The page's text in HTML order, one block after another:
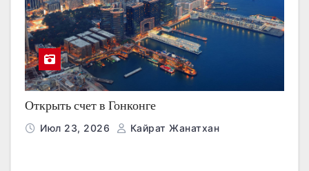
Открыть счет в Гонконге
Июл 23, 2026 Кайрат Жанатхан